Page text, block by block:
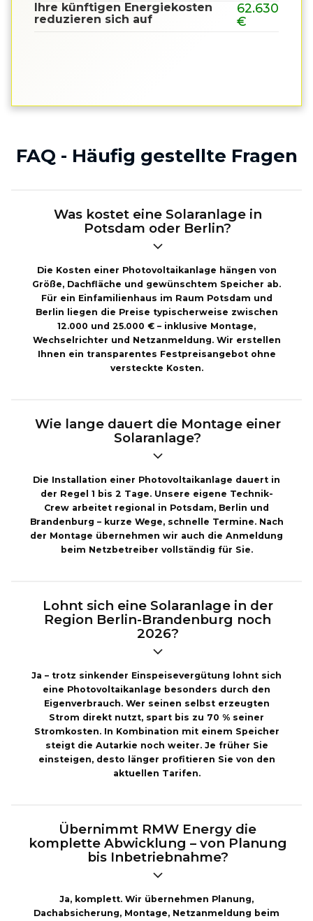
Ihre künftigen Energiekosten
reduzieren sich auf
62.630
€
FAQ - Häufig gestellte Fragen
Was kostet eine Solaranlage in
Potsdam oder Berlin?
Die Kosten einer Photovoltaikanlage hängen von
Größe, Dachfläche und gewünschtem Speicher ab.
Für ein Einfamilienhaus im Raum Potsdam und
Berlin liegen die Preise typischerweise zwischen
12.000 und 25.000 € – inklusive Montage,
Wechselrichter und Netzanmeldung. Wir erstellen
Ihnen ein transparentes Festpreisangebot ohne
versteckte Kosten.
Wie lange dauert die Montage einer
Solaranlage?
Die Installation einer Photovoltaikanlage dauert in
der Regel 1 bis 2 Tage. Unsere eigene Technik-
Crew arbeitet regional in Potsdam, Berlin und
Brandenburg – kurze Wege, schnelle Termine. Nach
der Montage übernehmen wir auch die Anmeldung
beim Netzbetreiber vollständig für Sie.
Lohnt sich eine Solaranlage in der
Region Berlin-Brandenburg noch
2026?
Ja – trotz sinkender Einspeisevergütung lohnt sich
eine Photovoltaikanlage besonders durch den
Eigenverbrauch. Wer seinen selbst erzeugten
Strom direkt nutzt, spart bis zu 70 % seiner
Stromkosten. In Kombination mit einem Speicher
steigt die Autarkie noch weiter. Je früher Sie
einsteigen, desto länger profitieren Sie von den
aktuellen Tarifen.
Übernimmt RMW Energy die
komplette Abwicklung – von Planung
bis Inbetriebnahme?
Ja, komplett. Wir übernehmen Planung,
Dachabsicherung, Montage, Netzanmeldung beim